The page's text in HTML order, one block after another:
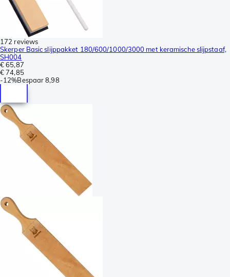
172 reviews
Skerper Basic slijppakket 180/600/1000/3000 met keramische slijpstaaf,
SH004
€ 65,87
€ 74,85
-12%Bespaar 8,98